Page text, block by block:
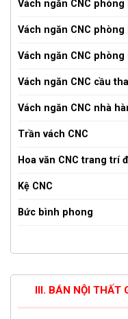
Vách ngăn CNC phòng
Vách ngăn CNC phòng
Vách ngăn CNC phòng
Vách ngăn CNC cầu
Vách ngăn CNC nhà
Trần vách CNC
Hoa văn CNC trang trí
Kệ CNC
Bức bình phong
III. BÁN NỘI THẤT